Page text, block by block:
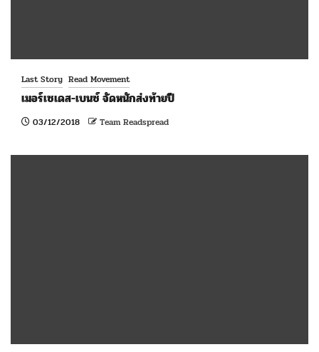
Last Story Read Movement
เมอร์เซเดส-เบนซ์ จัดหนักส่งท้ายปี
03/12/2018 Team Readspread